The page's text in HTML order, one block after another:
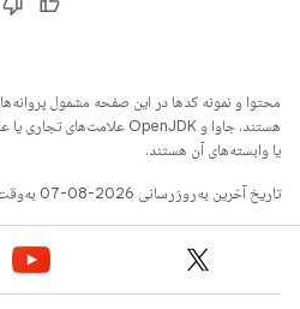
محتوا و نمونه کدها در این صفحه مشمول
یا وابسته‌های آن هستند.
تاریخ آخرین به‌روزرسانی 2026-08-07 به‌وقت ساعت هماهنگ جهانی.